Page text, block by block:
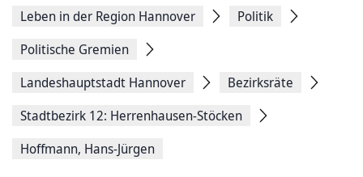
teilen
Seitenlink
Seite
Leben in der Region Hannover
Politik
Politische Gremien
Landeshauptstadt Hannover
Bezirksräte
Stadtbezirk 12: Herrenhausen-Stöcken
Hoffmann, Hans-Jürgen